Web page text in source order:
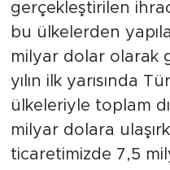
gerçekleştirilen
bu ülkelerden
milyar dolar olarak
yılın ilk yarısında
ülkeleriyle toplam
milyar dolara
ticaretimizde 7,5